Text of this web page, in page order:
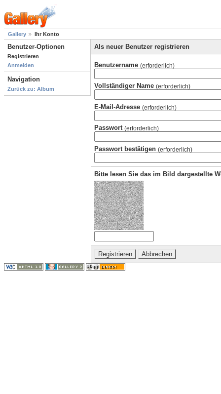
Gallery Ihr Konto
Benutzer-Optionen
Registrieren
Anmelden
Navigation
Zurück zu: Album
Als neuer Benutzer registrieren
Benutzername (erforderlich)
Vollständiger Name (erforderlich)
E-Mail-Adresse (erforderlich)
Passwort (erforderlich)
Passwort bestätigen (erforderlich)
Bitte lesen Sie das im Bild dargestellte